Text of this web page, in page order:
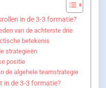
in de 3-3 formatie?
van de achterste drie
betekenis
strategieën
positie
de algehele teamstrategie
in de 3-3 formatie?